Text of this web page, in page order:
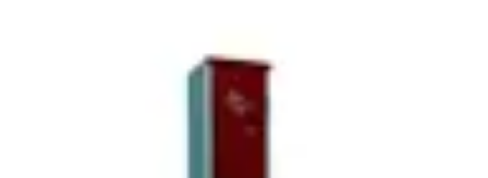
Gestion du stress professionnel